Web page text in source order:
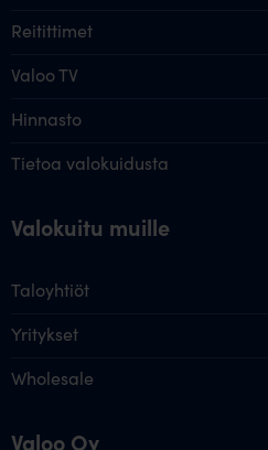
Reitittimet
Valoo TV
Hinnasto
Tietoa valokuidusta
Valokuitu muille
Taloyhtiöt
Yritykset
Wholesale
Valoo Oy